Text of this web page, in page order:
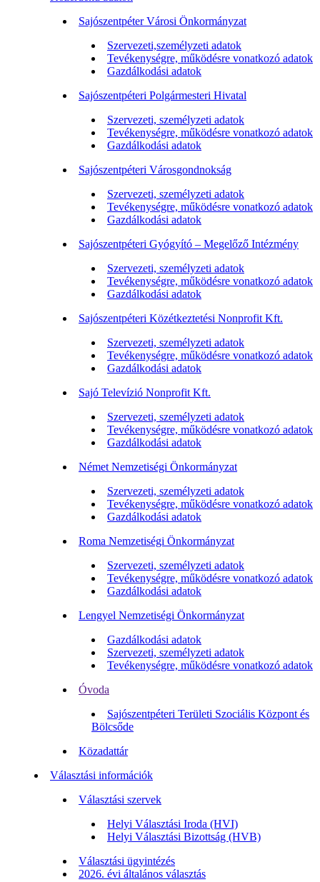
Sajószentpéter Városi Önkormányzat
Szervezeti,személyzeti adatok
Tevékenységre, működésre vonatkozó adatok
Gazdálkodási adatok
Sajószentpéteri Polgármesteri Hivatal
Szervezeti, személyzeti adatok
Tevékenységre, működésre vonatkozó adatok
Gazdálkodási adatok
Sajószentpéteri Városgondnokság
Szervezeti, személyzeti adatok
Tevékenységre, működésre vonatkozó adatok
Gazdálkodási adatok
Sajószentpéteri Gyógyító – Megelőző Intézmény
Szervezeti, személyzeti adatok
Tevékenységre, működésre vonatkozó adatok
Gazdálkodási adatok
Sajószentpéteri Közétkeztetési Nonprofit Kft.
Szervezeti, személyzeti adatok
Tevékenységre, működésre vonatkozó adatok
Gazdálkodási adatok
Sajó Televízió Nonprofit Kft.
Szervezeti, személyzeti adatok
Tevékenységre, működésre vonatkozó adatok
Gazdálkodási adatok
Német Nemzetiségi Önkormányzat
Szervezeti, személyzeti adatok
Tevékenységre, működésre vonatkozó adatok
Gazdálkodási adatok
Roma Nemzetiségi Önkormányzat
Szervezeti, személyzeti adatok
Tevékenységre, működésre vonatkozó adatok
Gazdálkodási adatok
Lengyel Nemzetiségi Önkormányzat
Gazdálkodási adatok
Szervezeti, személyzeti adatok
Tevékenységre, működésre vonatkozó adatok
Óvoda
Sajószentpéteri Területi Szociális Központ és
Bölcsőde
Közadattár
Választási információk
Választási szervek
Helyi Választási Iroda (HVI)
Helyi Választási Bizottság (HVB)
Választási ügyintézés
2026. évi általános választás